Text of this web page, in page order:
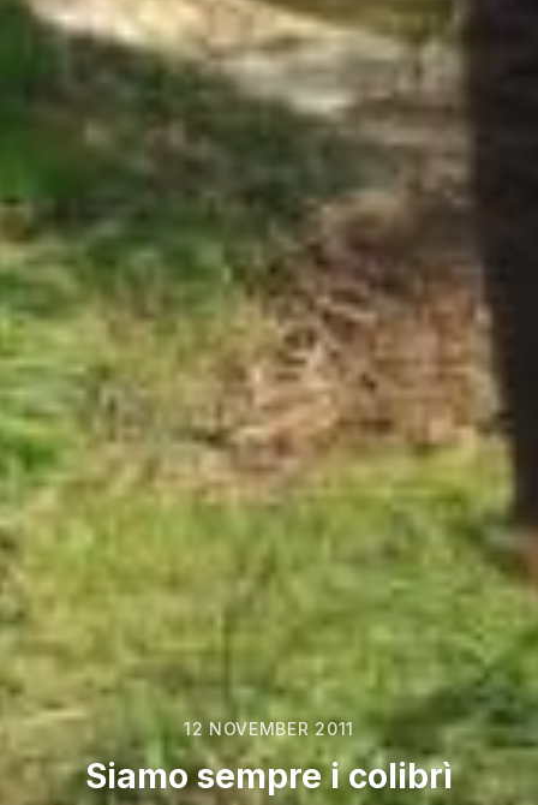
12 NOVEMBER 2011
Siamo sempre i colibrì